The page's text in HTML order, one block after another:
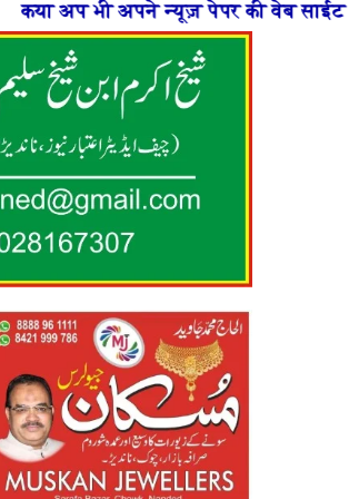
की वेब साईट बनाना चाहते है या फिर